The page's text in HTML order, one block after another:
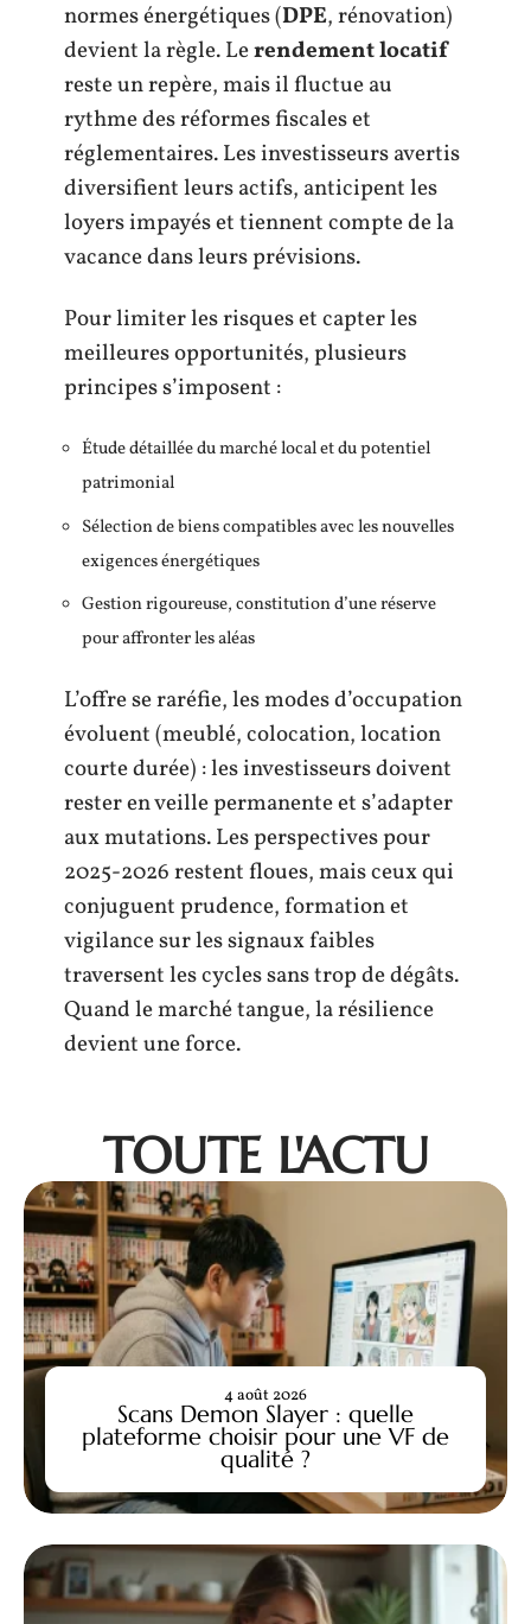
normes énergétiques (DPE, rénovation)
devient la règle. Lerendement locatif
reste un repère, mais il fluctue au
rythme des réformes fiscales et
réglementaires. Les investisseurs avertis
diversifient leurs actifs, anticipent les
loyers impayés et tiennent compte de la
vacance dans leurs prévisions.
Pour limiter les risques et capter les
meilleures opportunités, plusieurs
principes s’imposent :
Étude détaillée du marché local et du potentiel
patrimonial
Sélection de biens compatibles avec les nouvelles
exigences énergétiques
Gestion rigoureuse, constitution d’une réserve
pour affronter les aléas
L’offre se raréfie, les modes d’occupation
évoluent (meublé, colocation, location
courte durée) : les investisseurs doivent
rester en veille permanente et s’adapter
aux mutations. Les perspectives pour
2025-2026 restent floues, mais ceux qui
conjuguent prudence, formation et
vigilance sur les signaux faibles
traversent les cycles sans trop de dégâts.
Quand le marché tangue, la résilience
devient une force.
TOUTE L'ACTU
Scans Demon Slayer : quelle
plateforme choisir pour une VF de
qualité ?
4 août 2026